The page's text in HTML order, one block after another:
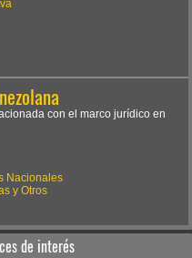
con el marco jurídico en
Nacionales
y Otros
de interés